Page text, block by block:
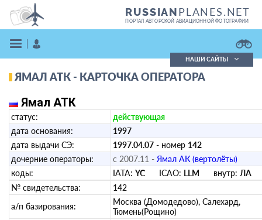
RUSSIANPLANES.NET
ПОРТАЛ АВТОРСКОЙ АВИАЦИОННОЙ ФОТОГРАФИИ
ВОЙТИ
ЗАРЕГИСТРИРОВАТЬСЯ
Поиск фотографий
НАШИ САЙТЫ
ЯМАЛ АТК - КАРТОЧКА ОПЕРАТОРА
Ямал АТК
статус:
действующая
дата основания:
1997
дата выдачи СЭ:
1997.04.07 - номер 142
дочерние операторы:
с 2007.11 - Ямал АК (вертолёты)
коды:
IATA: YC ICAO: LLM внутр: ЛА
№ свидетельства:
142
а/п базирования:
Москва (Домодедово), Салехард,
Тюмень(Рощино)